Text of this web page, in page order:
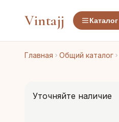
Vintajj Каталог
Главная Общий каталог
Уточняйте наличие